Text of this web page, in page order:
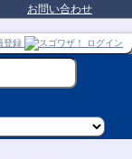
お問い合わせ